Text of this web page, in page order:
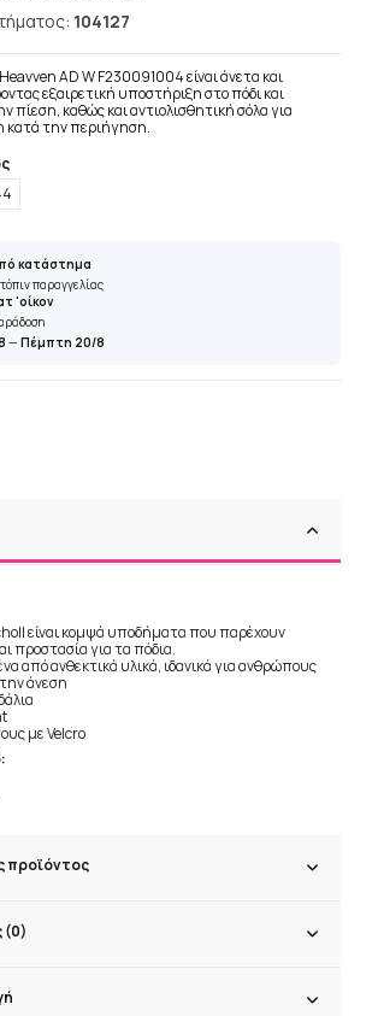
104127
AD W F230091004 είναι άνετα και
εξαιρετική υποστήριξη στο πόδι και
πίεση, καθώς και αντιολισθητική σόλα για
κατά την περιήγηση.
κατάστημα
παραγγελίας
'οίκον
—Πέμπτη 20/8
είναι κομψά υποδήματα που παρέχουν
προστασία για τα πόδια.
από ανθεκτικά υλικά, ιδανικά για ανθρώπους
άνεση
με Velcro
προϊόντος
(0)